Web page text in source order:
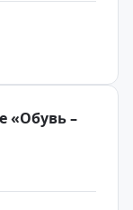
«Обувь –